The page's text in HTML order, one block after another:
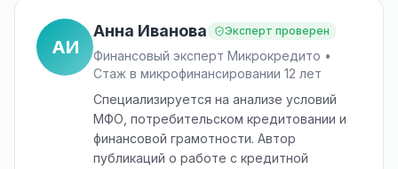
АИ
Анна Иванова Эксперт проверен
Финансовый эксперт Микрокредито •
Стаж в микрофинансировании 12 лет
Специализируется на анализе условий
МФО, потребительском кредитовании и
финансовой грамотности. Автор
публикаций о работе с кредитной